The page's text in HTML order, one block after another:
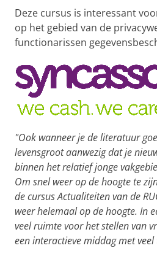
Deze cursus is interessant
op het gebied van de
functionarissen
"Ook wanneer je de literatuur
levensgroot aanwezig dat je
binnen het relatief jonge
Om snel weer op de hoogte te
de cursus Actualiteiten van de
weer helemaal op de hoogte. In
veel ruimte voor het stellen van
een interactieve middag met